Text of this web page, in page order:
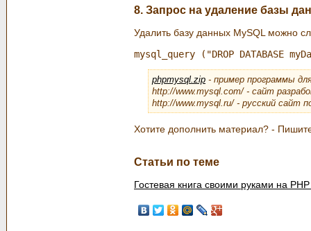
8. Запрос на удаление базы
Удалить базу данных MySQL можно
phpmysql.zip - пример программы
http://www.mysql.com/ - сайт
http://www.mysql.ru/ - русский сайт
Хотите дополнить материал? -
Статьи по теме
Гостевая книга своими руками на